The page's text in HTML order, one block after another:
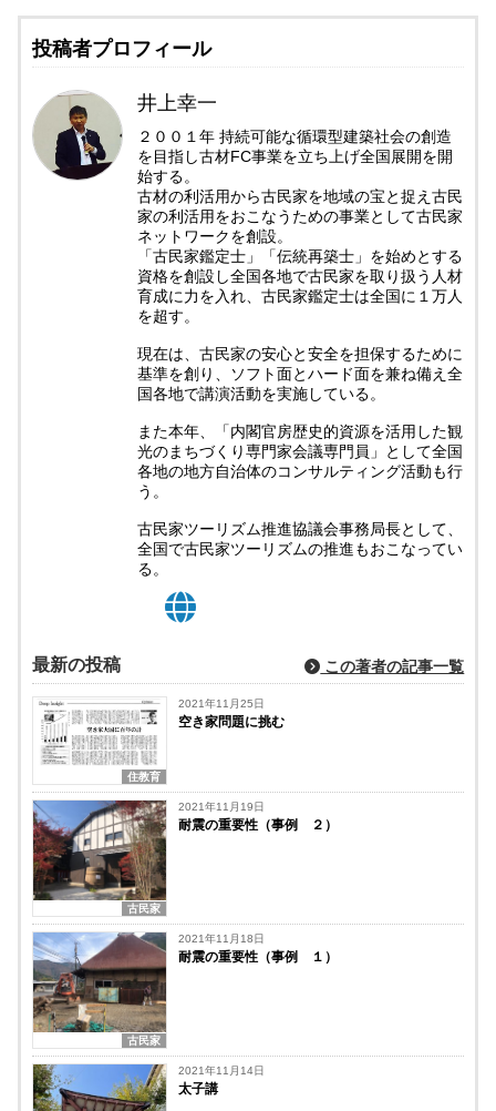
投稿者プロフィール
井上幸一
２００１年 持続可能な循環型建築社会の創造
を目指し古材FC事業を立ち上げ全国展開を開
始する。
古材の利活用から古民家を地域の宝と捉え古民
家の利活用をおこなうための事業として古民家
ネットワークを創設。
「古民家鑑定士」「伝統再築士」を始めとする
資格を創設し全国各地で古民家を取り扱う人材
育成に力を入れ、古民家鑑定士は全国に１万人
を超す。
現在は、古民家の安心と安全を担保するために
基準を創り、ソフト面とハード面を兼ね備え全
国各地で講演活動を実施している。
また本年、「内閣官房歴史的資源を活用した観
光のまちづくり専門家会議専門員」として全国
各地の地方自治体のコンサルティング活動も行
う。
古民家ツーリズム推進協議会事務局長として、
全国で古民家ツーリズムの推進もおこなってい
る。
最新の投稿 この著者の記事一覧
住教育
2021年11月25日
空き家問題に挑む
古民家
2021年11月19日
耐震の重要性（事例 ２）
古民家
2021年11月18日
耐震の重要性（事例 １）
2021年11月14日
太子講